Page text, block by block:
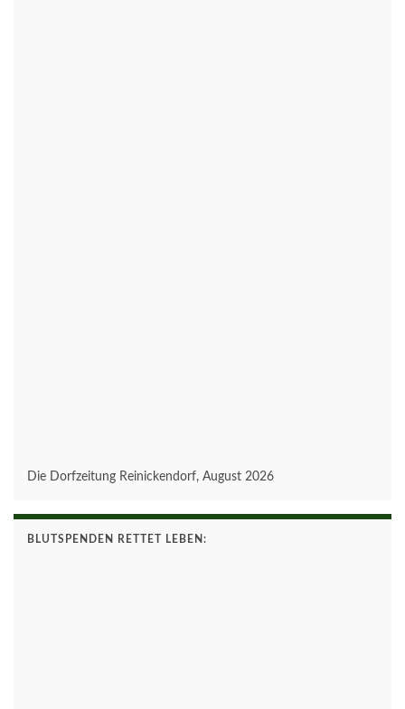
Die Dorfzeitung Reinickendorf, August 2026
BLUTSPENDEN RETTET LEBEN: